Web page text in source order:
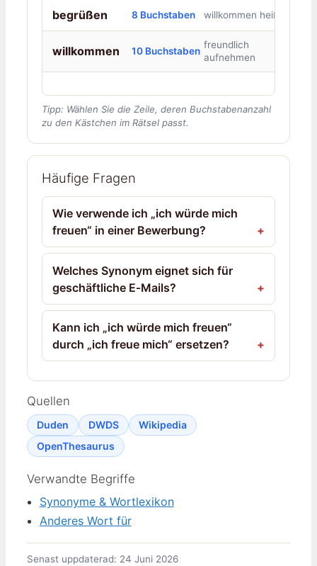
begrüßen 8 Buchstaben willkommen heißen
willkommen 10 Buchstaben
freundlich
aufnehmen
Tipp: Wählen Sie die Zeile, deren Buchstabenanzahl
zu den Kästchen im Rätsel passt.
Häufige Fragen
Wie verwende ich „ich würde mich
freuen“ in einer Bewerbung?
Welches Synonym eignet sich für
geschäftliche E‑Mails?
Kann ich „ich würde mich freuen“
durch „ich freue mich“ ersetzen?
Quellen
Duden DWDS
Wikipedia
OpenThesaurus
Verwandte Begriffe
Synonyme & Wortlexikon
Anderes Wort für
Senast uppdaterad: 24 Juni 2026